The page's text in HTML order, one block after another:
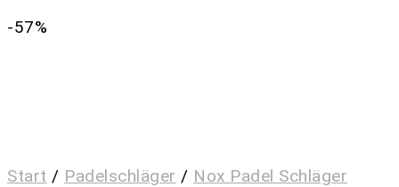
-57%
Start / Padelschläger / Nox Padel Schläger